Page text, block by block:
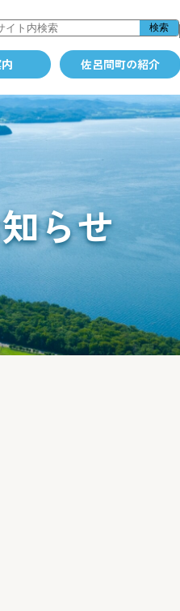
佐呂間町の紹介
らせ